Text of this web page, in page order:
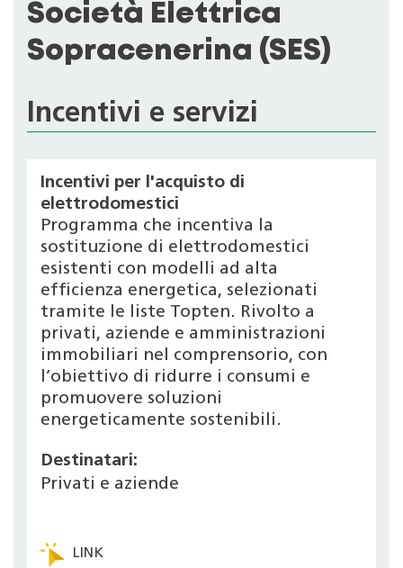
Società Elettrica
Sopracenerina (SES)
Incentivi e servizi
Incentivi per l'acquisto di
elettrodomestici
Programma che incentiva la
sostituzione di elettrodomestici
esistenti con modelli ad alta
efficienza energetica, selezionati
tramite le liste Topten. Rivolto a
privati, aziende e amministrazioni
immobiliari nel comprensorio, con
l’obiettivo di ridurre i consumi e
promuovere soluzioni
energeticamente sostenibili.
Destinatari:
Privati e aziende